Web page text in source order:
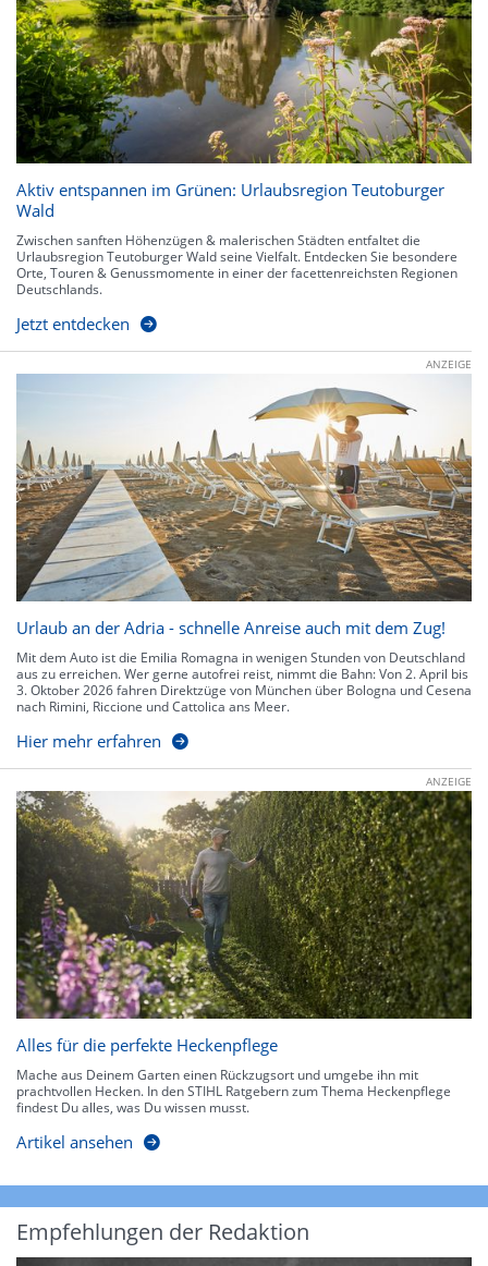
Aktiv entspannen im Grünen: Urlaubsregion Teutoburger
Wald
Zwischen sanften Höhenzügen & malerischen Städten entfaltet die
Urlaubsregion Teutoburger Wald seine Vielfalt. Entdecken Sie besondere
Orte, Touren & Genussmomente in einer der facettenreichsten Regionen
Deutschlands.
Jetzt entdecken
ANZEIGE
Urlaub an der Adria - schnelle Anreise auch mit dem Zug!
Mit dem Auto ist die Emilia Romagna in wenigen Stunden von Deutschland
aus zu erreichen. Wer gerne autofrei reist, nimmt die Bahn: Von 2. April bis
3. Oktober 2026 fahren Direktzüge von München über Bologna und Cesena
nach Rimini, Riccione und Cattolica ans Meer.
Hier mehr erfahren
ANZEIGE
Alles für die perfekte Heckenpflege
Mache aus Deinem Garten einen Rückzugsort und umgebe ihn mit
prachtvollen Hecken. In den STIHL Ratgebern zum Thema Heckenpflege
findest Du alles, was Du wissen musst.
Artikel ansehen
Empfehlungen der Redaktion